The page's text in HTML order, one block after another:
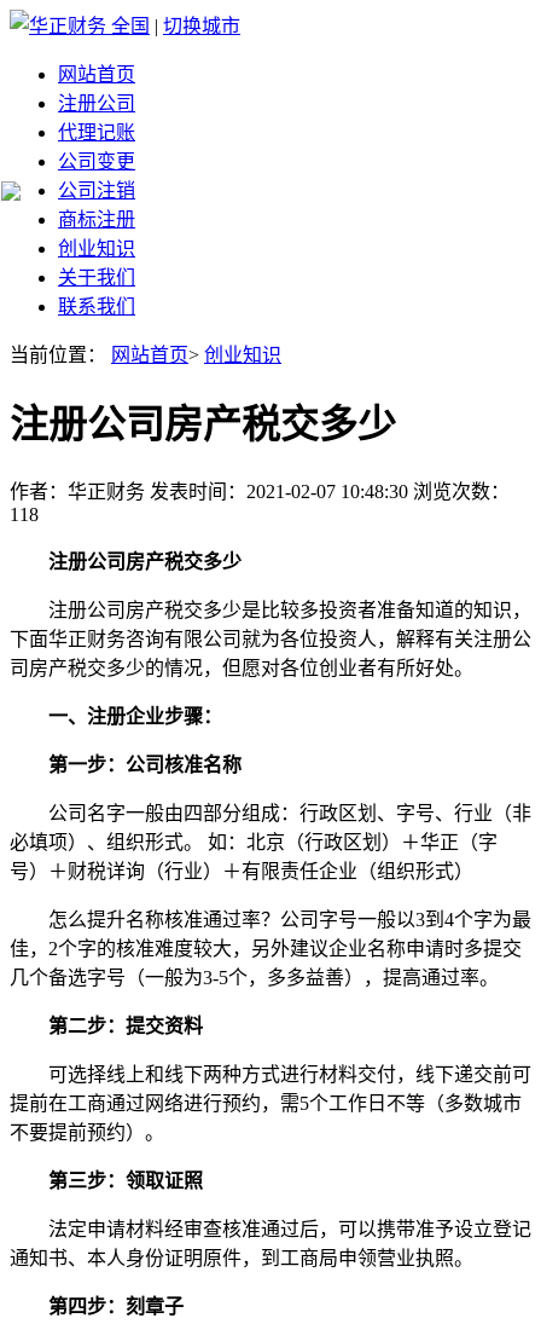
全国 | 切换城市
网站首页
注册公司
代理记账
公司变更
公司注销
商标注册
创业知识
关于我们
联系我们
当前位置： 网站首页> 创业知识
注册公司房产税交多少
作者：华正财务 发表时间：2021-02-07 10:48:30 浏览次数：
118
注册公司房产税交多少
注册公司房产税交多少是比较多投资者准备知道的知识，
下面华正财务咨询有限公司就为各位投资人，解释有关注册公
司房产税交多少的情况，但愿对各位创业者有所好处。
一、注册企业步骤：
第一步：公司核准名称
公司名字一般由四部分组成：行政区划、字号、行业（非
必填项）、组织形式。 如：北京（行政区划）＋华正（字
号）＋财税详询（行业）＋有限责任企业（组织形式）
怎么提升名称核准通过率？公司字号一般以3到4个字为最
佳，2个字的核准难度较大，另外建议企业名称申请时多提交
几个备选字号（一般为3-5个，多多益善），提高通过率。
第二步：提交资料
可选择线上和线下两种方式进行材料交付，线下递交前可
提前在工商通过网络进行预约，需5个工作日不等（多数城市
不要提前预约）。
第三步：领取证照
法定申请材料经审查核准通过后，可以携带准予设立登记
通知书、本人身份证明原件，到工商局申领营业执照。
第四步：刻章子